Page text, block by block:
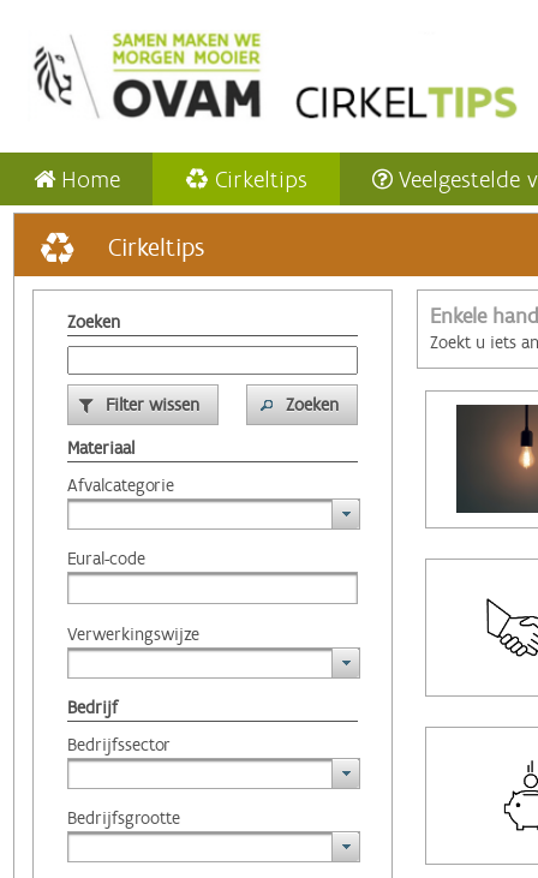
Home Cirkeltips Veelgestelde
Cirkeltips
Zoeken
Filter wissen
Zoeken
Materiaal
Afvalcategorie
Eural-code
Verwerkingswijze
Bedrijf
Bedrijfssector
Bedrijfsgrootte
Enkele
Zoekt u iets